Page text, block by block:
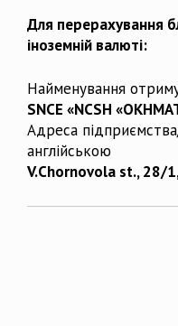
Для перерахування
іноземній валюті:
Найменування
SNCE «NCSH
Адреса
англійською
V.Chornovola st., 28/